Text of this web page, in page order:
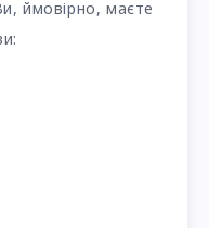
ймовірно, маєте